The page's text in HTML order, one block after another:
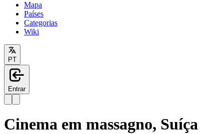
Mapa
Países
Categorias
Wiki
PT
Entrar
Cinema em massagno, Suíça